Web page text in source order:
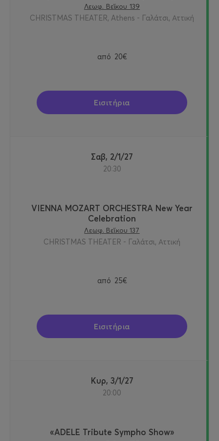
Λεωφ. Βεΐκου 139
CHRISTMAS THEATER, Athens - Γαλάτσι, Αττική
από 20€
Εισιτήρια
Σαβ, 2/1/27
20:30
VIENNA MOZART ORCHESTRA New Year
Celebration
Λεωφ. Βεΐκου 137
CHRISTMAS THEATER - Γαλάτσι, Αττική
από 25€
Εισιτήρια
Κυρ, 3/1/27
20:00
«ADELE Tribute Sympho Show»